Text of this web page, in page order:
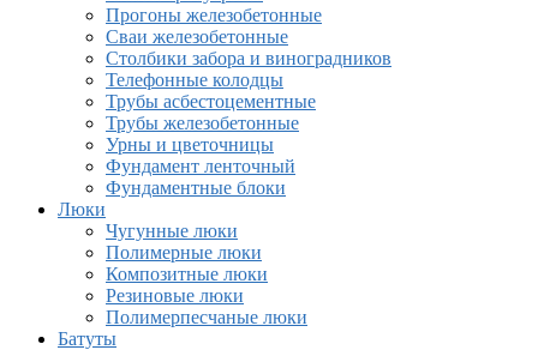
Прогоны железобетонные
Сваи железобетонные
Столбики забора и виноградников
Телефонные колодцы
Трубы асбестоцементные
Трубы железобетонные
Урны и цветочницы
Фундамент ленточный
Фундаментные блоки
Люки
Чугунные люки
Полимерные люки
Композитные люки
Резиновые люки
Полимерпесчаные люки
Батуты